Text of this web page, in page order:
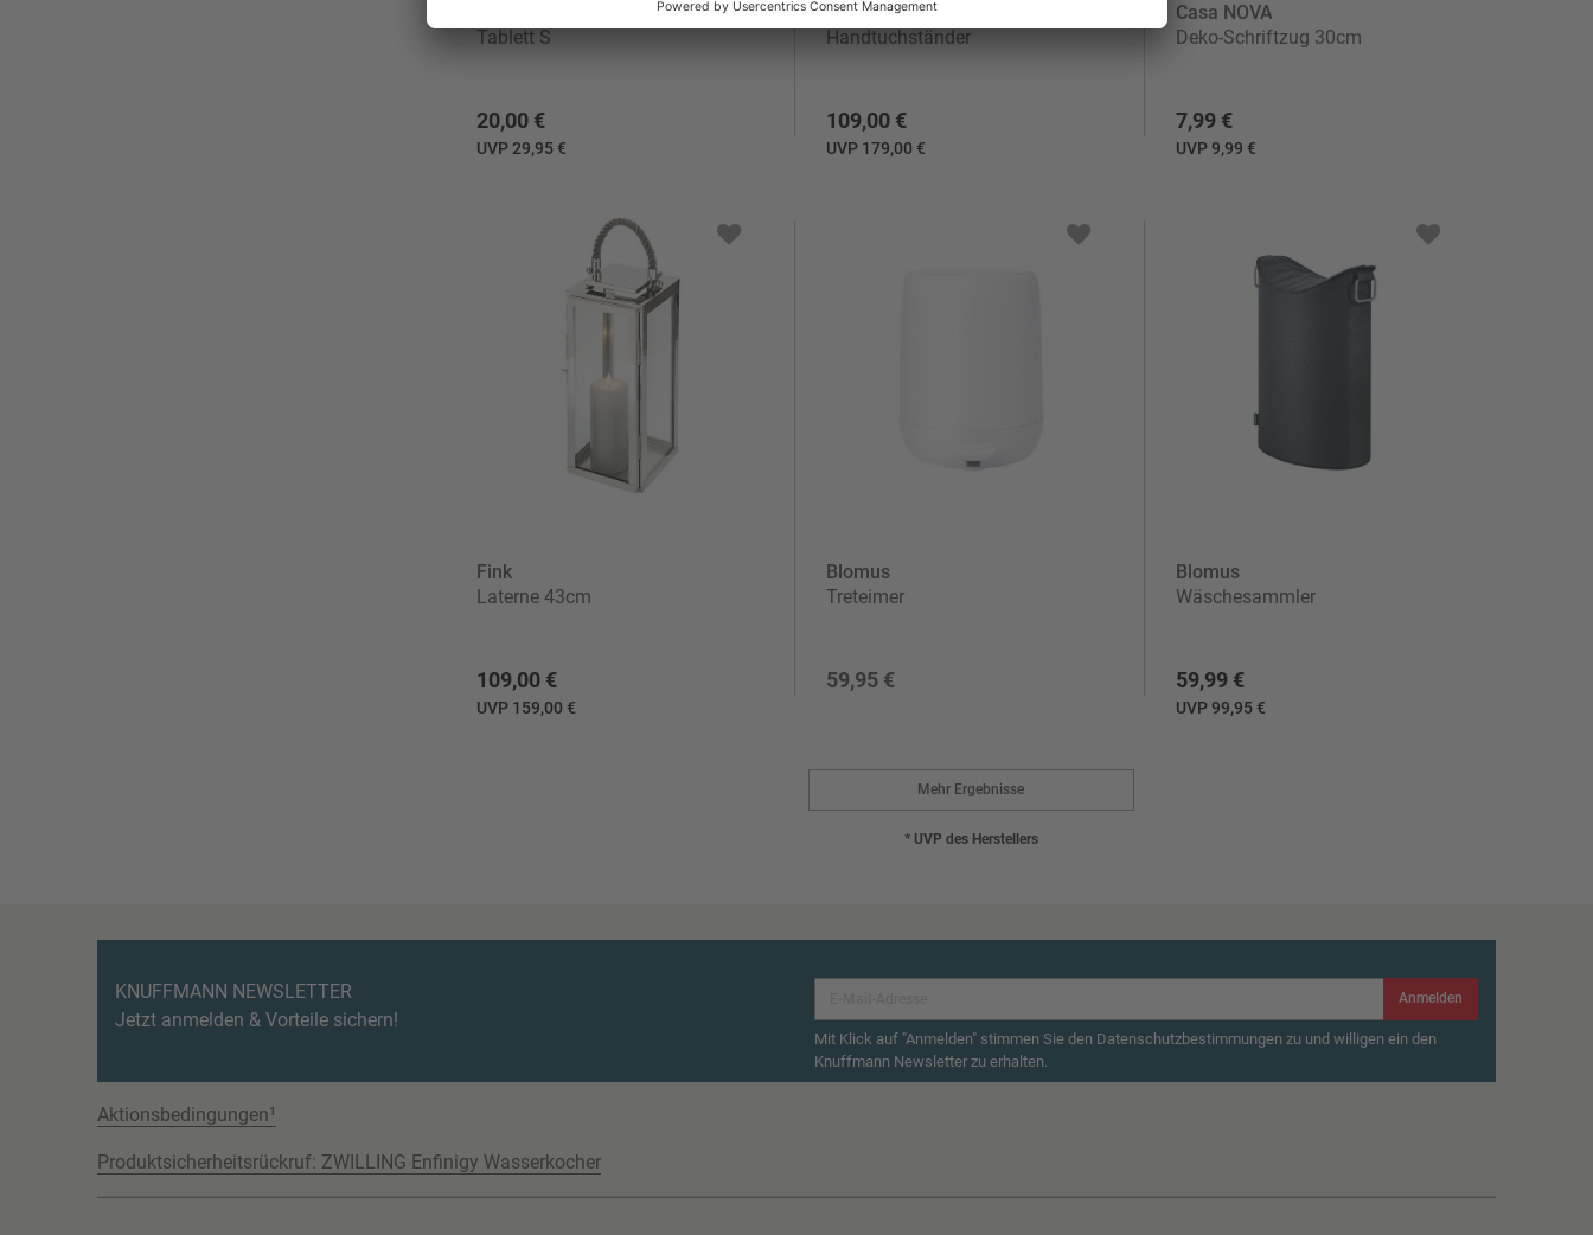
Tablett S
20,00 €
UVP 29,95 €
Blomus
Handtuchständer
109,00 €
UVP 179,00 €
Casa NOVA
Deko-Schriftzug 30cm
7,99 €
UVP 9,99 €
Fink
Laterne 43cm
109,00 €
UVP 159,00 €
Blomus
Treteimer
59,95 €
Blomus
Wäschesammler
59,99 €
UVP 99,95 €
Mehr Ergebnisse
* UVP des Herstellers
KNUFFMANN NEWSLETTER
Jetzt anmelden & Vorteile sichern!
Anmelden
Mit Klick auf "Anmelden" stimmen Sie den Datenschutzbestimmungen zu und willigen ein den
Knuffmann Newsletter zu erhalten.
Aktionsbedingungen¹
Produktsicherheitsrückruf: ZWILLING Enfinigy Wasserkocher